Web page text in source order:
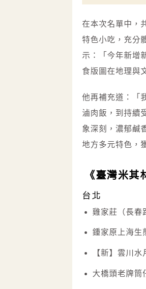
在本次名單中，
特色小吃，充分
示：「今年新增
食版圖在地理與
他再補充道：「
滷肉飯，到持續
象深刻，濃郁鹹
地方多元特色，
《臺灣米
台北
雞家莊（長春
鍾家原上海生
【新】雲川水
大橋頭老牌筒